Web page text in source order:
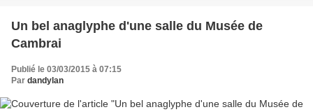
Un bel anaglyphe d'une salle du Musée de
Cambrai
Publié le 03/03/2015 à 07:15
Par dandylan